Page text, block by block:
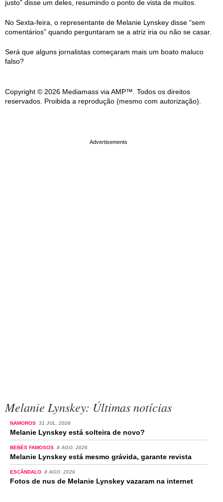
justo” disse um deles, resumindo o ponto de vista de muitos.
No Sexta-feira, o representante de Melanie Lynskey disse “sem
comentários” quando perguntaram se a atriz iria ou não se casar.
Será que alguns jornalistas começaram mais um boato maluco
falso?
Copyright © 2026 Mediamass via AMP™. Todos os direitos
reservados. Proibida a reprodução (mesmo com autorização).
Melanie Lynskey: Últimas notícias
NAMOROS 31 JUL. 2026
Melanie Lynskey está solteira de novo?
BEBÉS FAMOSOS 8 AGO. 2026
Melanie Lynskey está mesmo grávida, garante revista
ESCÂNDALO 8 AGO. 2026
Fotos de nus de Melanie Lynskey vazaram na internet